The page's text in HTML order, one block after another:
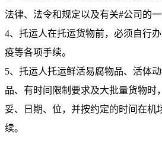
法律、法令和规定以及有关#公司的一
4、托运人在托运货物前，必须自行
疫等各项手续。
5、托运人托运鲜活易腐物品、活体
品、有时间限制要求及大批量货物时
妥、日期、位，并按约定的时间在机
续。